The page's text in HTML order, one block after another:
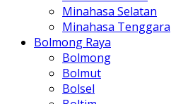
Minahasa Selatan
Minahasa Tenggara
Bolmong Raya
Bolmong
Bolmut
Bolsel